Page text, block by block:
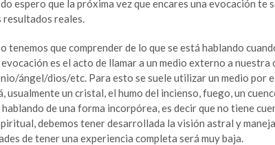
espero que la próxima vez que encares una evocación te
reales.
que comprender de lo que se está hablando
es el acto de llamar a un medio externo a nuestra
ángel/dios/etc. Para esto se suele utilizar un medio por
usualmente un cristal, el humo del incienso, fuego, un
de una forma incorpórea, es decir que no tiene
debemos tener desarrollada la visión astral y
de tener una experiencia completa será muy baja.